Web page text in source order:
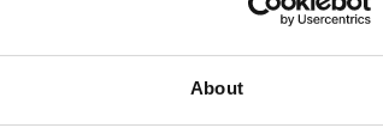
About
tel: +385 51 241 959; +385 51 781 600,
vila.ruzica©ri.t-com.hr